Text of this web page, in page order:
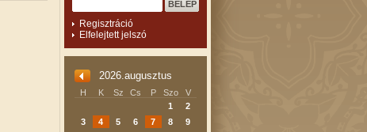
Regisztráció
Elfelejtett jelszó
2026.augusztus
H K Sz Cs P Szo
V
1
2
3
4 5 6 7 8
9